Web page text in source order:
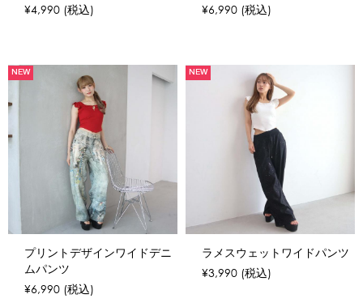
¥4,990 (税込) ¥6,990 (税込)
NEW
プリントデザインワイドデニ
ムパンツ
¥6,990 (税込)
NEW
ラメスウェットワイドパンツ
¥3,990 (税込)